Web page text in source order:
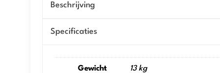
Beschrijving
Specificaties
Gewicht 13 kg